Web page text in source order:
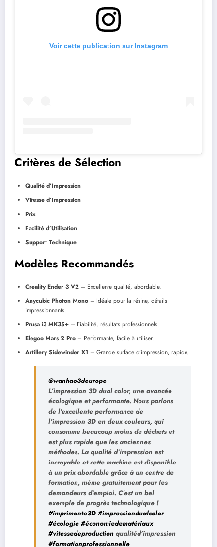
Voir cette publication sur Instagram
Critères de Sélection
Qualité d’Impression
Vitesse d’Impression
Prix
Facilité d’Utilisation
Support Technique
Modèles Recommandés
Creality Ender 3 V2 – Excellente qualité, abordable.
Anycubic Photon Mono – Idéale pour la résine, détails
impressionnants.
Prusa i3 MK3S+ – Fiabilité, résultats professionnels.
Elegoo Mars 2 Pro – Performante, facile à utiliser.
Artillery Sidewinder X1 – Grande surface d’impression, rapide.
@wanhao3deurope
L’impression 3D dual color, une avancée
écologique et performante. Nous parlons
de l’excellente performance de
l’impression 3D en deux couleurs, qui
consomme beaucoup moins de déchets et
est plus rapide que les anciennes
méthodes. La qualité d’impression est
incroyable et cette machine est disponible
à un prix abordable grâce à un centre de
formation, même gratuitement pour les
demandeurs d’emploi. C’est un bel
exemple de progrès technologique !
#imprimante3D #impressiondualcolor
#écologie #économiedematériaux
#vitessedeproduction qualitéd’impression
#formationprofessionnelle